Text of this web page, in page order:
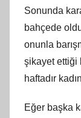
Sonunda
bahçede
onunla
şikayet ettiği
haftadır
Eğer başka